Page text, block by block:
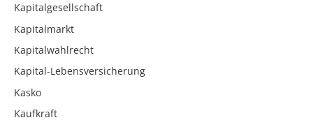
Kapitalgesellschaft
Kapitalmarkt
Kapitalwahlrecht
Kapital-Lebensversicherung
Kasko
Kaufkraft